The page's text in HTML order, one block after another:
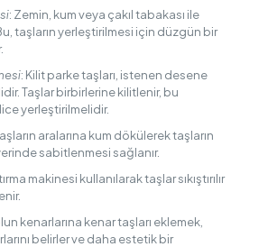
: Zemin, kum veya çakıl tabakası ile
taşların yerleştirilmesi için düzgün bir
: Kilit parke taşları, istenen desene
Taşlar birbirlerine kilitlenir, bu
yerleştirilmelidir.
aralarına kum dökülerek taşların
sabitlenmesi sağlanır.
makinesi kullanılarak taşlar sıkıştırılır
kenarlarına kenar taşları eklemek,
belirler ve daha estetik bir